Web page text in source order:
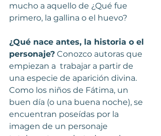
mucho a aquello de ¿Qué fue
primero, la gallina o el huevo?
¿Qué nace antes, la historia o el
personaje? Conozco autoras que
empiezan a  trabajar a partir de
una especie de aparición divina.
Como los niños de Fátima, un
buen día (o una buena noche), se
encuentran poseídas por la
imagen de un personaje